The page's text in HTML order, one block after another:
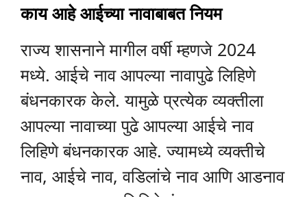
काय आहे आईच्या नावाबाबत नियम
राज्य शासनाने मागील वर्षी म्हणजे 2024
मध्ये. आईचे नाव आपल्या नावापुढे लिहिणे
बंधनकारक केले. यामुळे प्रत्येक व्यक्तीला
आपल्या नावाच्या पुढे आपल्या आईचे नाव
लिहिणे बंधनकारक आहे. ज्यामध्ये व्यक्तीचे
नाव, आईचे नाव, वडिलांचे नाव आणि आडनाव